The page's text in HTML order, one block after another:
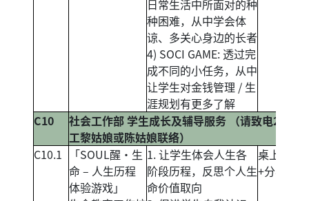
日常生活中所面对的种
种困难，从中学会体
谅、多关心身边的长者
4) SOCI GAME: 透过完
成不同的小任务，从中
让学生对金钱管理 / 生
涯规划有更多了解
C10
社会工作部 学生成长及辅导服务 （请致电
工黎姑娘或陈姑娘联络）
C10.1
「SOUL醒‧生
命 – 人生历程
体验游戏」
1. 让学生体会人生各
阶段历程，反思个人生
命价值取向
桌上游戏
+分享讨论